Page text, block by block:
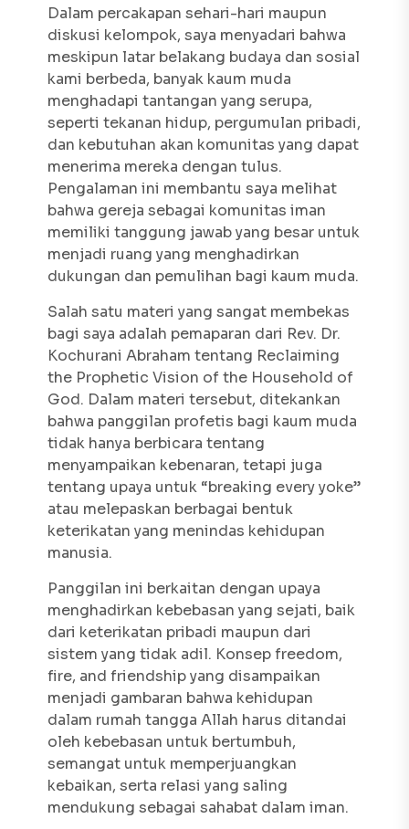
Dalam percakapan sehari-hari maupun
diskusi kelompok, saya menyadari bahwa
meskipun latar belakang budaya dan sosial
kami berbeda, banyak kaum muda
menghadapi tantangan yang serupa,
seperti tekanan hidup, pergumulan pribadi,
dan kebutuhan akan komunitas yang dapat
menerima mereka dengan tulus.
Pengalaman ini membantu saya melihat
bahwa gereja sebagai komunitas iman
memiliki tanggung jawab yang besar untuk
menjadi ruang yang menghadirkan
dukungan dan pemulihan bagi kaum muda.
Salah satu materi yang sangat membekas
bagi saya adalah pemaparan dari Rev. Dr.
Kochurani Abraham tentang Reclaiming
the Prophetic Vision of the Household of
God. Dalam materi tersebut, ditekankan
bahwa panggilan profetis bagi kaum muda
tidak hanya berbicara tentang
menyampaikan kebenaran, tetapi juga
tentang upaya untuk “breaking every yoke”
atau melepaskan berbagai bentuk
keterikatan yang menindas kehidupan
manusia.
Panggilan ini berkaitan dengan upaya
menghadirkan kebebasan yang sejati, baik
dari keterikatan pribadi maupun dari
sistem yang tidak adil. Konsepfreedom,
fire, and friendshipyang disampaikan
menjadi gambaran bahwa kehidupan
dalam rumah tangga Allah harus ditandai
oleh kebebasan untuk bertumbuh,
semangat untuk memperjuangkan
kebaikan, serta relasi yang saling
mendukung sebagai sahabat dalam iman.